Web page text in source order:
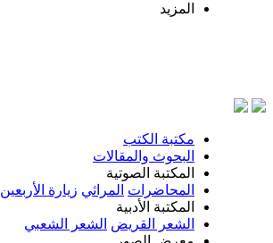
المزيد
مكتبة الكتب
البحوث والمقالات
المكتبة الصوتية
المحاضرات المراثي زيارة الأربعين
المكتبة الأدبية
الشعر القريض الشعر الشعبي